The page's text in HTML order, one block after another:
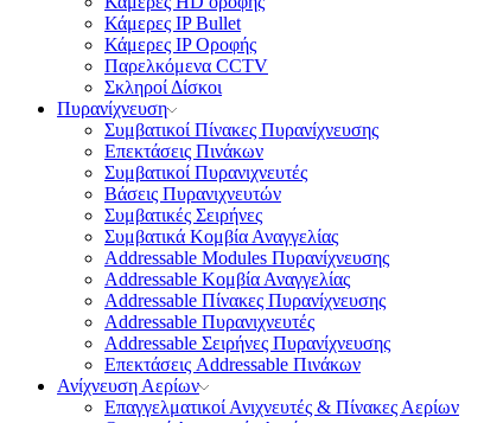
Κάμερες IP Βullet
Κάμερες IP Οροφής
Παρελκόμενα CCTV
Σκληροί Δίσκοι
Πυρανίχνευση
Συμβατικοί Πίνακες Πυρανίχνευσης
Επεκτάσεις Πινάκων
Συμβατικοί Πυρανιχνευτές
Βάσεις Πυρανιχνευτών
Συμβατικές Σειρήνες
Συμβατικά Κομβία Αναγγελίας
Addressable Modules Πυρανίχνευσης
Addressable Κομβία Αναγγελίας
Addressable Πίνακες Πυρανίχνευσης
Addressable Πυρανιχνευτές
Addressable Σειρήνες Πυρανίχνευσης
Επεκτάσεις Addressable Πινάκων
Ανίχνευση Αερίων
Επαγγελματικοί Ανιχνευτές & Πίνακες Αερίων